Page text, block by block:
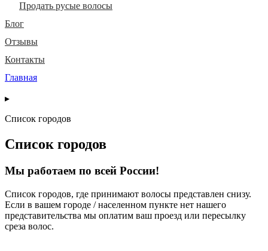
Продать русые волосы
Блог
Отзывы
Контакты
Главная
▸
Список городов
Список городов
Мы работаем по всей России!
Список городов, где принимают волосы представлен снизу.
Если в вашем городе / населенном пункте нет нашего
представительства мы оплатим ваш проезд или пересылку
среза волос.